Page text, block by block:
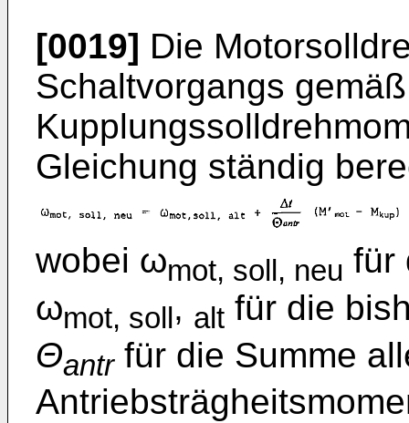
[0019] Die
Schaltvorgangs
Gleichung ständig
wobei ωmot, soll, neu für
ωmot, soll , alt für die
Θantrfür die Summe